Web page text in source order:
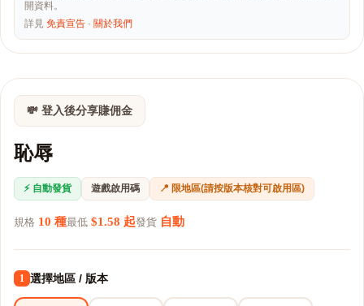
開資料。
詳見 免責宣告 · 關於我們
💸 登入後分享賺佣金
恥辱
⚡ 自動發貨 遊戲啟用碼 📍 限地區(請按版本核對可啟用區)
規格 10 種最低 $1.58 起發貨 自動
1 選擇地區 / 版本